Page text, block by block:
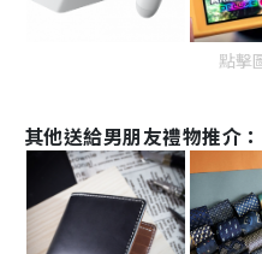
點擊
其他送給男朋友禮物推介：